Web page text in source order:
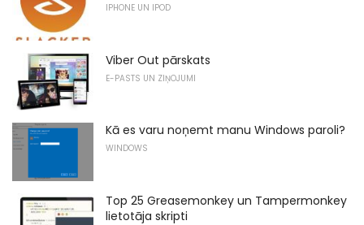
IPHONE UN IPOD
Viber Out pārskats
E-PASTS UN ZIŅOJUMI
Kā es varu noņemt manu Windows paroli?
WINDOWS
Top 25 Greasemonkey un Tampermonkey
lietotāja skripti